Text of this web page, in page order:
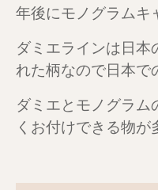
年後にモノグラムキ
ダミエラインは日本
れた柄なので日本で
ダミエとモノグラム
くお付けできる物が